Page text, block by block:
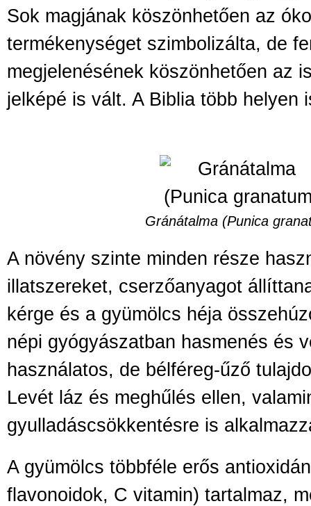
Sok magjának köszönhetően az
termékenységet szimbolizálta, de
megjelenésének köszönhetően az
jelképé is vált. A Biblia több helyen
Gránátalma (Punica
A növény szinte minden része
illatszereket, cserzőanyagot
kérge és a gyümölcs héja
népi gyógyászatban hasmenés és
használatos, de bélféreg-űző
Levét láz és meghűlés ellen,
gyulladáscsökkentésre is
A gyümölcs többféle erős
flavonoidok, C vitamin) tartalmaz,